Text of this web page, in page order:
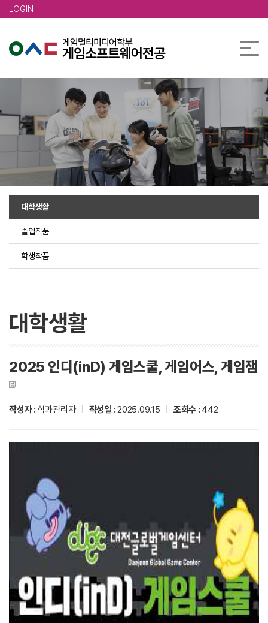
LOGIN
대학생활
졸업작품
학생작품
대학생활
2025 인디(inD) 게임스쿨, 게임어스, 게임잼
작성자 : 학과관리자 작성일 :2025.09.15 조회수 : 442